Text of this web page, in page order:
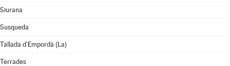
Siurana
Susqueda
Tallada d'Empordà (La)
Terrades